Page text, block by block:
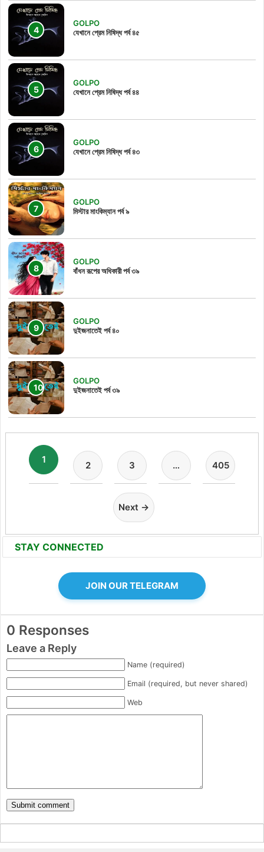
GOLPO
যেখানে প্রেম নিষিদ্ধ পর্ব ৪৫
GOLPO
যেখানে প্রেম নিষিদ্ধ পর্ব ৪৪
GOLPO
যেখানে প্রেম নিষিদ্ধ পর্ব ৪৩
GOLPO
মিস্টার মাংকিম্যান পর্ব ৯
GOLPO
বাঁধন রূপের অধিকারী পর্ব ৩৯
GOLPO
দুইজনাতেই পর্ব ৪০
GOLPO
দুইজনাতেই পর্ব ৩৯
1
2 3 … 405
Next →
STAY CONNECTED
JOIN OUR TELEGRAM
0 Responses
Leave a Reply
Name (required)
Email (required, but never shared)
Web